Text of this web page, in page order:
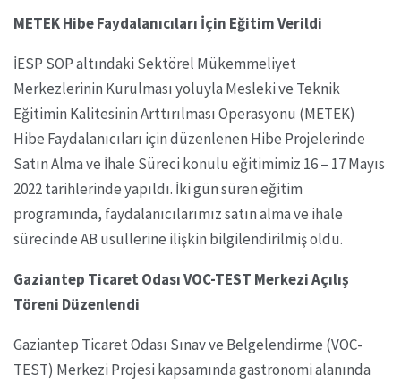
METEK Hibe Faydalanıcıları İçin Eğitim Verildi
İESP SOP altındaki Sektörel Mükemmeliyet
Merkezlerinin Kurulması yoluyla Mesleki ve Teknik
Eğitimin Kalitesinin Arttırılması Operasyonu (METEK)
Hibe Faydalanıcıları için düzenlenen Hibe Projelerinde
Satın Alma ve İhale Süreci konulu eğitimimiz 16 – 17 Mayıs
2022 tarihlerinde yapıldı. İki gün süren eğitim
programında, faydalanıcılarımız satın alma ve ihale
sürecinde AB usullerine ilişkin bilgilendirilmiş oldu.
Gaziantep Ticaret Odası VOC-TEST Merkezi Açılış
Töreni Düzenlendi
Gaziantep Ticaret Odası Sınav ve Belgelendirme (VOC-
TEST) Merkezi Projesi kapsamında gastronomi alanında